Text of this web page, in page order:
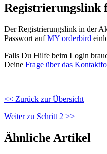
Registrierungslink
Der Registrierungslink in der
Passwort auf MY orderbird
Falls Du Hilfe beim Login
Deine Frage über das
<< Zurück zur Übersicht
Weiter zu Schritt 2 >>
Ähnliche Artikel